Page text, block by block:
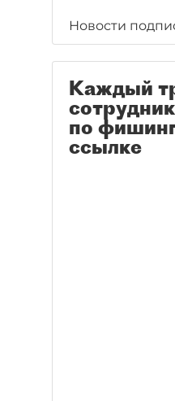
Новости
Каждый
по
ссылке